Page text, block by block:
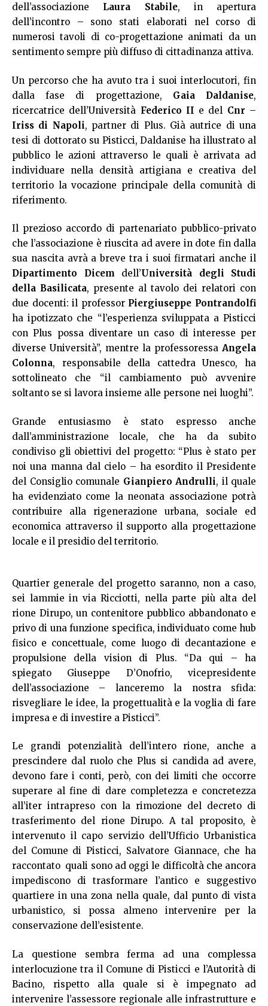
dell’associazione Laura Stabile, in apertura
dell’incontro – sono stati elaborati nel corso di
numerosi tavoli di co-progettazione animati da un
sentimento sempre più diffuso di cittadinanza attiva.
Un percorso che ha avuto tra i suoi interlocutori, fin
dalla fase di progettazione, Gaia Daldanise,
ricercatrice dell’Università Federico II e del Cnr –
Iriss di Napoli, partner di Plus. Già autrice di una
tesi di dottorato su Pisticci, Daldanise ha illustrato al
pubblico le azioni attraverso le quali è arrivata ad
individuare nella densità artigiana e creativa del
territorio la vocazione principale della comunità di
riferimento.
Il prezioso accordo di partenariato pubblico-privato
che l’associazione è riuscita ad avere in dote fin dalla
sua nascita avrà a breve tra i suoi firmatari anche il
Dipartimento Dicem dell’Università degli Studi
della Basilicata, presente al tavolo dei relatori con
due docenti: il professor Piergiuseppe Pontrandolfi
ha ipotizzato che “l’esperienza sviluppata a Pisticci
con Plus possa diventare un caso di interesse per
diverse Università”, mentre la professoressa Angela
Colonna, responsabile della cattedra Unesco, ha
sottolineato che “il cambiamento può avvenire
soltanto se si lavora insieme alle persone nei luoghi”.
Grande entusiasmo è stato espresso anche
dall’amministrazione locale, che ha da subito
condiviso gli obiettivi del progetto: “Plus è stato per
noi una manna dal cielo – ha esordito il Presidente
del Consiglio comunale Gianpiero Andrulli, il quale
ha evidenziato come la neonata associazione potrà
contribuire alla rigenerazione urbana, sociale ed
economica attraverso il supporto alla progettazione
locale e il presidio del territorio.
Quartier generale del progetto saranno, non a caso,
sei lammie in via Ricciotti, nella parte più alta del
rione Dirupo, un contenitore pubblico abbandonato e
privo di una funzione specifica, individuato come hub
fisico e concettuale, come luogo di decantazione e
propulsione della vision di Plus. “Da qui – ha
spiegato Giuseppe D’Onofrio, vicepresidente
dell’associazione – lanceremo la nostra sfida:
risvegliare le idee, la progettualità e la voglia di fare
impresa e di investire a Pisticci”.
Le grandi potenzialità dell’intero rione, anche a
prescindere dal ruolo che Plus si candida ad avere,
devono fare i conti, però, con dei limiti che occorre
superare al fine di dare completezza e concretezza
all’iter intrapreso con la rimozione del decreto di
trasferimento del rione Dirupo. A tal proposito, è
intervenuto il capo servizio dell’Ufficio Urbanistica
del Comune di Pisticci, Salvatore Giannace, che ha
raccontato quali sono ad oggi le difficoltà che ancora
impediscono di trasformare l’antico e suggestivo
quartiere in una zona nella quale, dal punto di vista
urbanistico, si possa almeno intervenire per la
conservazione dell’esistente.
La questione sembra ferma ad una complessa
interlocuzione tra il Comune di Pisticci e l’Autorità di
Bacino, rispetto alla quale si è impegnato ad
intervenire l’assessore regionale alle infrastrutture e